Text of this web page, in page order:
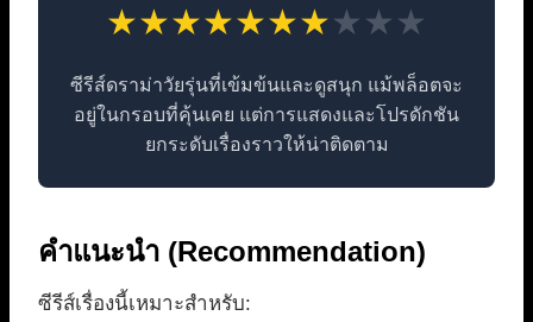
★★★★★★★★★★
ซีรีส์ดราม่าวัยรุ่นที่เข้มข้นและดูสนุก แม้พล็อตจะ
อยู่ในกรอบที่คุ้นเคย แต่การแสดงและโปรดักชัน
ยกระดับเรื่องราวให้น่าติดตาม
คำแนะนำ (Recommendation)
ซีรีส์เรื่องนี้เหมาะสำหรับ: